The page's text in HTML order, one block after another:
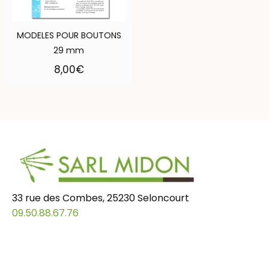
MODELES POUR BOUTONS
29 mm
8,00€
33 rue des Combes, 25230 Seloncourt
09.50.88.67.76